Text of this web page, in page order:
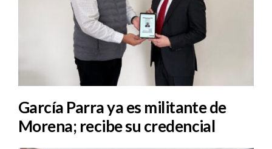
García Parra ya es militante de
Morena; recibe su credencial